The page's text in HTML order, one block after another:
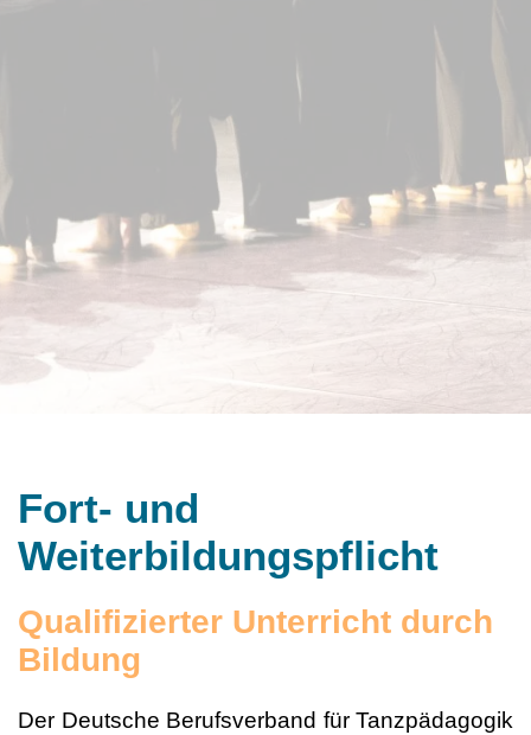
Fort- und
Weiterbildungspflicht
Qualifizierter Unterricht durch
Bildung
Der Deutsche Berufsverband für Tanzpädagogik